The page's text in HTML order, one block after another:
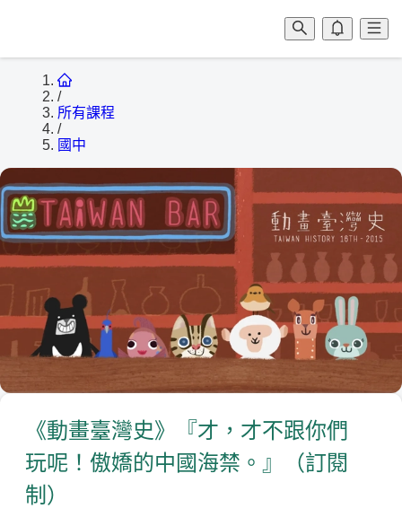
/
所有課程
/
國中
《動畫臺灣史》『才，才不跟你們
玩呢！傲嬌的中國海禁。』（訂閱
制）